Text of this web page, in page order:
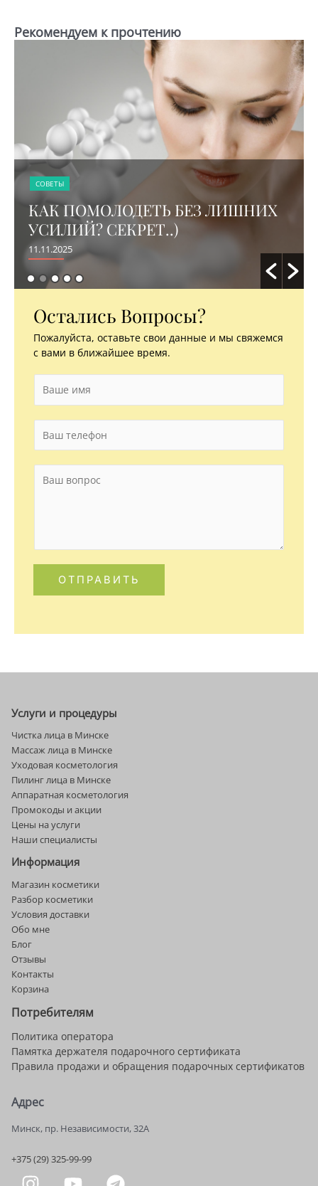
Рекомендуем к прочтению
СОВЕТЫ
КАК ПОМОЛОДЕТЬ БЕЗ ЛИШНИХ
УСИЛИЙ? СЕКРЕТ..)
11.11.2025
Остались Вопросы?
Пожалуйста, оставьте свои данные и мы свяжемся
с вами в ближайшее время.
с
*
ОТПРАВИТЬ
Услуги и процедуры
Чистка лица в Минске
Массаж лица в Минске
Уходовая косметология
Пилинг лица в Минске
Аппаратная косметология
Промокоды и акции
Цены на услуги
Наши специалисты
Информация
Магазин косметики
Разбор косметики
Условия доставки
Обо мне
Блог
Отзывы
Контакты
Корзина
Потребителям
Политика оператора
Памятка держателя подарочного сертификата
Правила продажи и обращения подарочных сертификатов
Адрес
Минск, пр. Независимости, 32А
+375 (29) 325-99-99